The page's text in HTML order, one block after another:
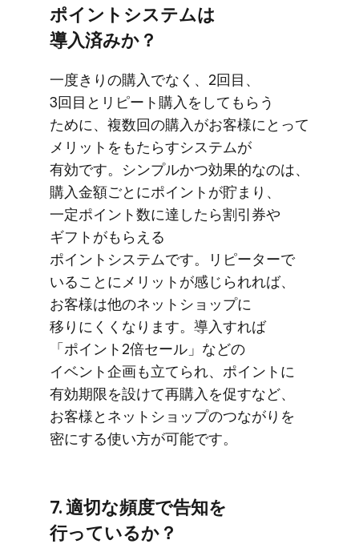
ポイントシステムは​
導入済みか？
一​度きりの​購入でなく、​2回目、​
3回目とリピート購入を​して​もらう​
ために、​複数回の​購入が​お客様に​とって​
メリットを​もたらすシステムが​
有効です。​シンプルかつ​効果的なのは、​
購入金額ごとに​ポイントが​貯まり、​
一定ポイント数に​達したら​割引券や​
ギフトが​もらえる​
ポイントシステムです。​リピーターで​
いる​ことに​メリットが​感じられれば、​
お客様は​他の​ネットショップに​
移りにくくなります。​導入すれば​
「ポイント2倍セール」などの​
イベント企画も​立てられ、​ポイントに​
有効期限を​設けて​再購入を​促すなど、​
お客様と​ネットショップの​つながりを​
密に​する​使い方が​可能です。
7. 適切な​頻度で​告知を​
行っているか？